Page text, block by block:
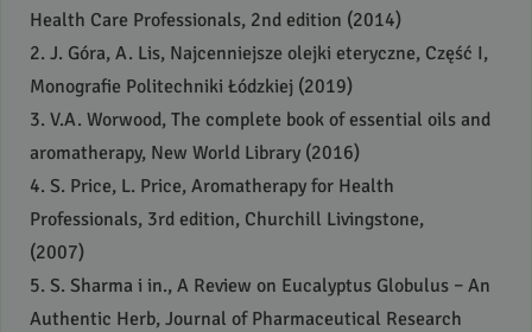
Health Care Professionals, 2nd edition (2014)
2. J. Góra, A. Lis, Najcenniejsze olejki eteryczne, Część I,
Monografie Politechniki Łódzkiej (2019)
3. V.A. Worwood, The complete book of essential oils and
aromatherapy, New World Library (2016)
4. S. Price, L. Price, Aromatherapy for Health
Professionals, 3rd edition, Churchill Livingstone,
(2007)
5. S. Sharma i in., A Review on Eucalyptus Globulus – An
Authentic Herb, Journal of Pharmaceutical Research